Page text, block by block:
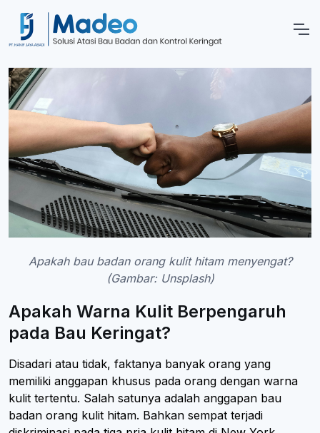
Apakah bau badan orang kulit hitam menyengat?
(Gambar: Unsplash)
Apakah Warna Kulit Berpengaruh
pada Bau Keringat?
Disadari atau tidak, faktanya banyak orang yang
memiliki anggapan khusus pada orang dengan warna
kulit tertentu. Salah satunya adalah anggapan bau
badan orang kulit hitam. Bahkan sempat terjadi